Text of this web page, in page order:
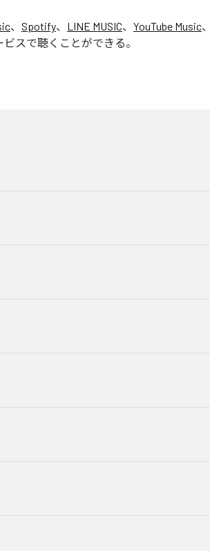
、 Spotify、 LINE MUSIC、 YouTube Music、
スで聴くことができる。